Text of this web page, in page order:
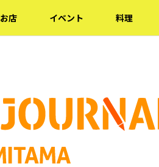
お店 イベント 料理